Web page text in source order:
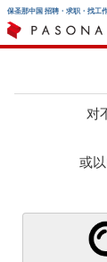
保圣那中国 招聘・求职・找工
对
或